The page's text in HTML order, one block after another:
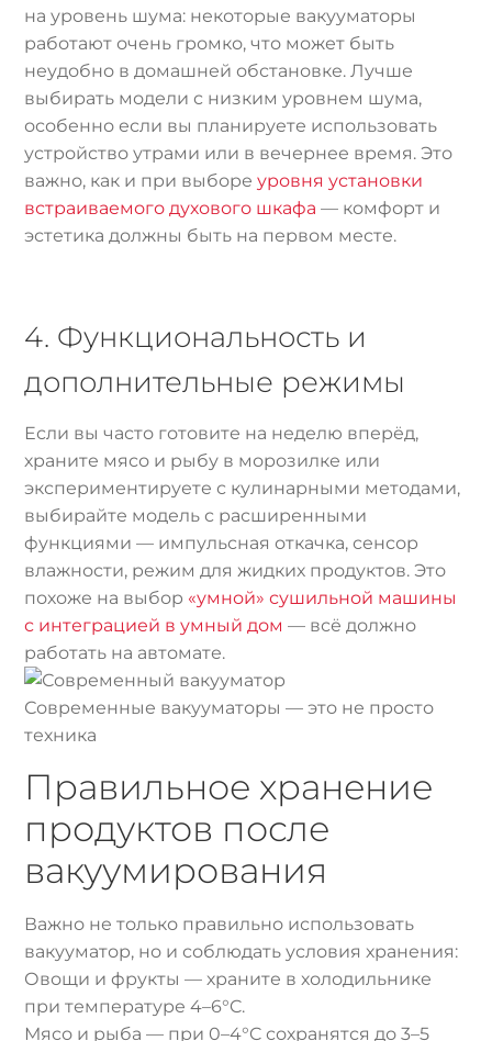
на уровень шума: некоторые вакууматоры
работают очень громко, что может быть
неудобно в домашней обстановке. Лучше
выбирать модели с низким уровнем шума,
особенно если вы планируете использовать
устройство утрами или в вечернее время. Это
важно, как и при выбореуровня установки
встраиваемого духового шкафа — комфорт и
эстетика должны быть на первом месте.
4. Функциональность и
дополнительные режимы
Если вы часто готовите на неделю вперёд,
храните мясо и рыбу в морозилке или
экспериментируете с кулинарными методами,
выбирайте модель с расширенными
функциями — импульсная откачка, сенсор
влажности, режим для жидких продуктов. Это
похоже на выбор «умной» сушильной машины
с интеграцией в умный дом — всё должно
работать на автомате.
Современные вакууматоры — это не просто
техника
Правильное хранение
продуктов после
вакуумирования
Важно не только правильно использовать
вакууматор, но и соблюдать условия хранения:
Овощи и фрукты — храните в холодильнике
при температуре 4–6°C.
Мясо и рыба — при 0–4°C сохранятся до 3–5